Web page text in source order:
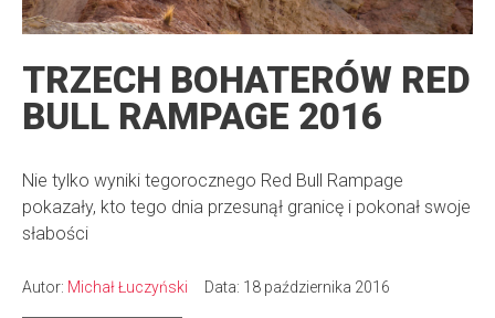
TRZECH BOHATERÓW RED
BULL RAMPAGE 2016
Nie tylko wyniki tegorocznego Red Bull Rampage
pokazały, kto tego dnia przesunął granicę i pokonał swoje
słabości
Autor: Michał Łuczyński Data: 18 października 2016